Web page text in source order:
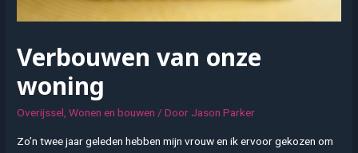
Verbouwen van onze
woning
Overijssel,Wonen en bouwen / Door Jason Parker
Zo’n twee jaar geleden hebben mijn vrouw en ik ervoor gekozen om